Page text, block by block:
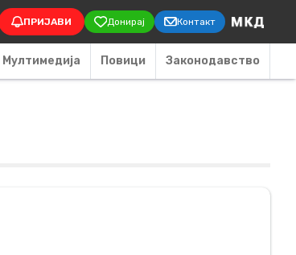
ПРИЈАВИ Донирај Контакт
Мултимедија Повици Законодавство